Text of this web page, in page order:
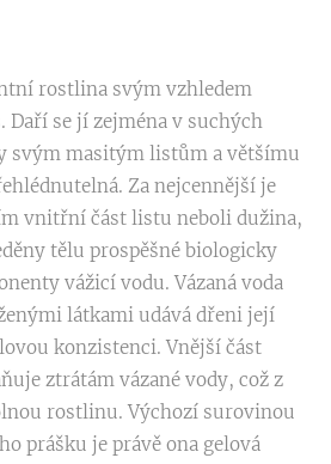
rostlina svým vzhledem
se jí zejména v suchých
svým masitým listům a většímu
Za nejcennější je
vnitřní část listu neboli dužina,
tělu prospěšné biologicky
vážicí vodu. Vázaná voda
látkami udává dřeni její
konzistenci. Vnější část
ztrátám vázané vody, což z
rostlinu. Výchozí surovinou
prášku je právě ona gelová